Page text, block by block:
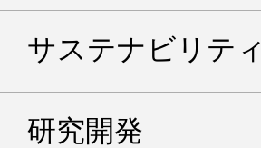
サステナビリティ
研究開発